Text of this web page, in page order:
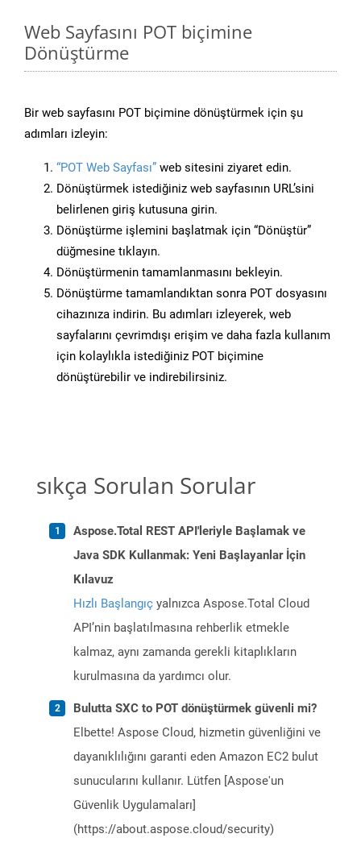
Web Sayfasını POT biçimine
Dönüştürme
Bir web sayfasını POT biçimine dönüştürmek için şu
adımları izleyin:
“POT Web Sayfası” web sitesini ziyaret edin.
Dönüştürmek istediğiniz web sayfasının URL’sini
belirlenen giriş kutusuna girin.
Dönüştürme işlemini başlatmak için “Dönüştür”
düğmesine tıklayın.
Dönüştürmenin tamamlanmasını bekleyin.
Dönüştürme tamamlandıktan sonra POT dosyasını
cihazınıza indirin. Bu adımları izleyerek, web
sayfalarını çevrimdışı erişim ve daha fazla kullanım
için kolaylıkla istediğiniz POT biçimine
dönüştürebilir ve indirebilirsiniz.
sıkça Sorulan Sorular
Aspose.Total REST API'leriyle Başlamak ve
Java SDK Kullanmak: Yeni Başlayanlar İçin
Kılavuz
Hızlı Başlangıç yalnızca Aspose.Total Cloud
API’nin başlatılmasına rehberlik etmekle
kalmaz, aynı zamanda gerekli kitaplıkların
kurulmasına da yardımcı olur.
Bulutta SXC to POT dönüştürmek güvenli mi?
Elbette! Aspose Cloud, hizmetin güvenliğini ve
dayanıklılığını garanti eden Amazon EC2 bulut
sunucularını kullanır. Lütfen [Aspose'un
Güvenlik Uygulamaları]
(https://about.aspose.cloud/security)